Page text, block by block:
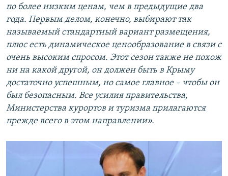
по более низким ценам, чем в предыдущие два
года. Первым делом, конечно, выбирают так
называемый стандартный вариант размещения,
плюс есть динамическое ценообразование в связи с
очень высоким спросом. Этот сезон также не похож
ни на какой другой, он должен быть в Крыму
достаточно успешным, но самое главное – чтобы он
был безопасным. Все усилия правительства,
Министерства курортов и туризма прилагаются
прежде всего в этом направлении».